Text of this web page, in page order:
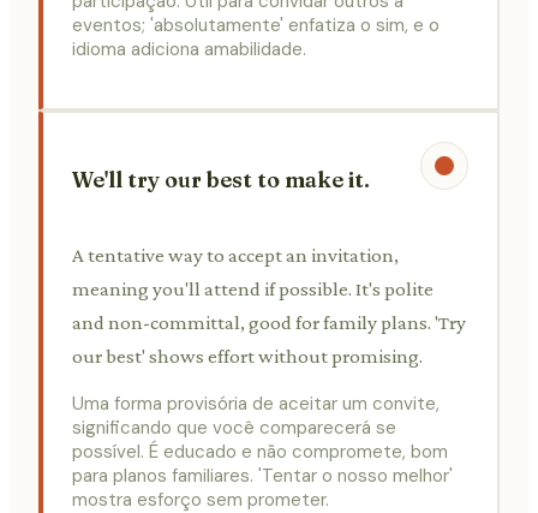
eventos; 'absolutamente' enfatiza o sim, e o
idioma adiciona amabilidade.
We'll try our best to make it.
A tentative way to accept an invitation,
meaning you'll attend if possible. It's polite
and non-committal, good for family plans. 'Try
our best' shows effort without promising.
Uma forma provisória de aceitar um convite,
significando que você comparecerá se
possível. É educado e não compromete, bom
para planos familiares. 'Tentar o nosso melhor'
mostra esforço sem prometer.